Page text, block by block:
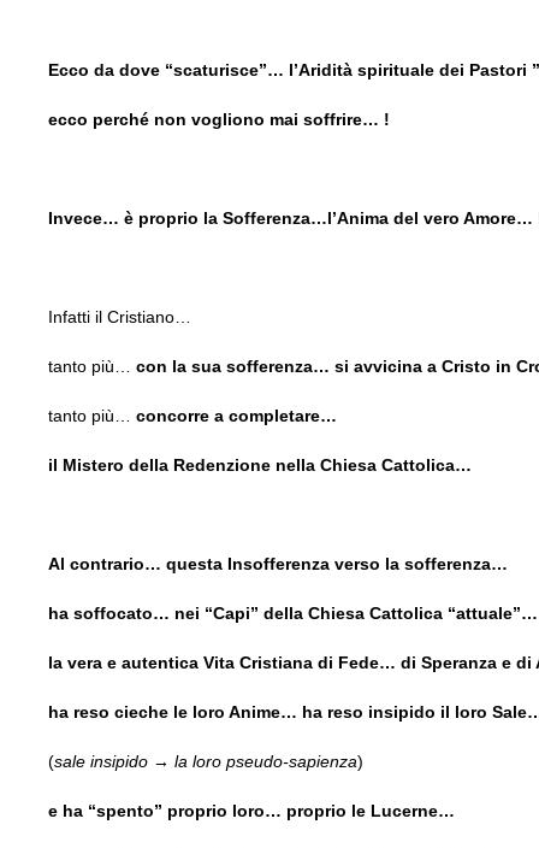
Ecco da dove “scaturisce”… l’Aridità spirituale dei Pastori
ecco perché non vogliono mai soffrire… !
Invece… è proprio la Sofferenza…l’Anima del vero Amore…
Infatti il Cristiano…
tanto più… con la sua sofferenza… si avvicina a Cristo in
tanto più… concorre a completare…
il Mistero della Redenzione nella Chiesa Cattolica…
Al contrario… questa Insofferenza verso la sofferenza…
ha soffocato… nei “Capi” della Chiesa Cattolica “attuale”…
la vera e autentica Vita Cristiana di Fede… di Speranza e di
ha reso cieche le loro Anime… ha reso insipido il loro
(sale insipido → la loro pseudo-sapienza)
e ha “spento” proprio loro… proprio le Lucerne…